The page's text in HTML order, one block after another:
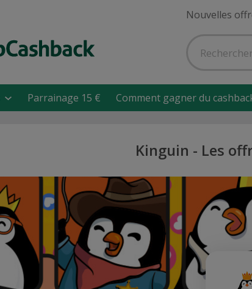
Nouvelles
Parrainage 15 € Comment gagner du
Kinguin - Les